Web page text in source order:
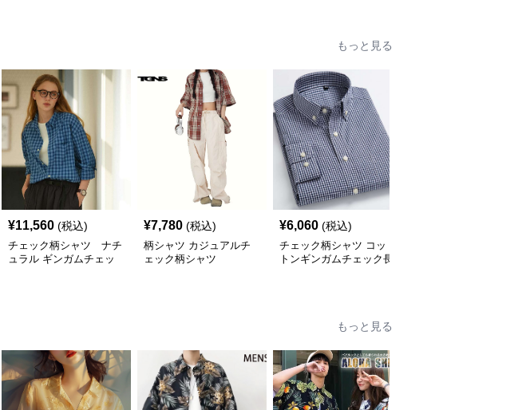
もっと見る
¥11,560 (税込)
チェック柄シャツ ナチ
ュラル ギンガムチェッ
¥7,780 (税込)
柄シャツ カジュアルチ
ェック柄シャツ
¥6,060 (税込)
チェック柄シャツ コッ
トンギンガムチェック長
もっと見る